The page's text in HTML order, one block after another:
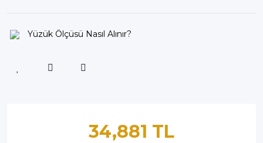
Yüzük Ölçüsü Nasıl Alınır?
34,881 TL